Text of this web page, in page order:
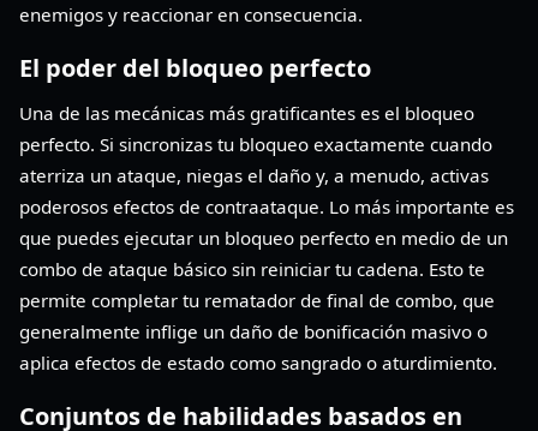
enemigos y reaccionar en consecuencia.
El poder del bloqueo perfecto
Una de las mecánicas más gratificantes es el bloqueo
perfecto. Si sincronizas tu bloqueo exactamente cuando
aterriza un ataque, niegas el daño y, a menudo, activas
poderosos efectos de contraataque. Lo más importante es
que puedes ejecutar un bloqueo perfecto en medio de un
combo de ataque básico sin reiniciar tu cadena. Esto te
permite completar tu rematador de final de combo, que
generalmente inflige un daño de bonificación masivo o
aplica efectos de estado como sangrado o aturdimiento.
Conjuntos de habilidades basados en